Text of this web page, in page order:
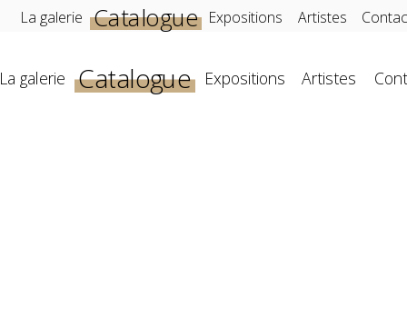
La galerie Catalogue Expositions Artistes
La galerie Catalogue Expositions Artistes